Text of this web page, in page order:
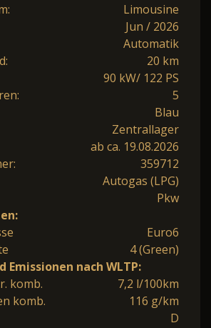
Limousine
Jun / 2026
Automatik
20 km
90 kW/ 122 PS
5
Blau
Zentrallager
ab ca. 19.08.2026
359712
Autogas (LPG)
Pkw
Euro6
4 (Green)
Emissionen nach WLTP:
komb.
7,2 l/100km
komb.
116 g/km
D